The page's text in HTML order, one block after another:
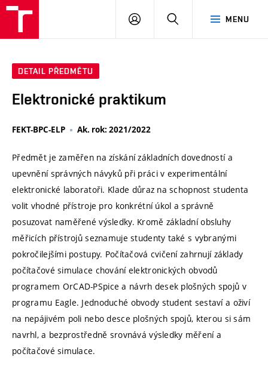
MENU
PŘIHLÁSIT
DETAIL PŘEDMĚTU
Elektronické praktikum
FEKT-BPC-ELP Ak. rok: 2021/2022
Předmět je zaměřen na získání základních dovedností a
upevnění správných návyků při práci v experimentální
elektronické laboratoři. Klade důraz na schopnost studenta
volit vhodné přístroje pro konkrétní úkol a správně
posuzovat naměřené výsledky. Kromě základní obsluhy
měřicích přístrojů seznamuje studenty také s vybranými
pokročilejšími postupy. Počítačová cvičení zahrnují základy
počítačové simulace chování elektronických obvodů
programem OrCAD-PSpice a návrh desek plošných spojů v
programu Eagle. Jednoduché obvody student sestaví a oživí
na nepájivém poli nebo desce plošných spojů, kterou si sám
navrhl, a bezprostředně srovnává výsledky měření a
počítačové simulace.